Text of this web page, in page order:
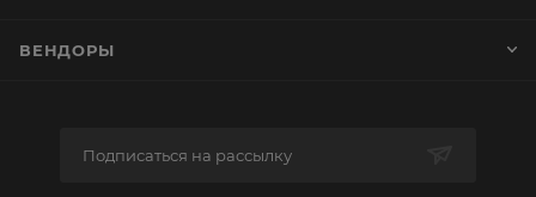
ВЕНДОРЫ
Подписаться на рассылку